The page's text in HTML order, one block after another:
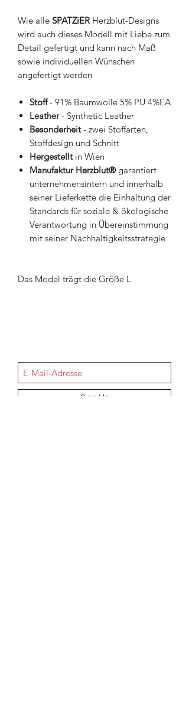
Wie alle SPATZiER Herzblut-Designs
wird auch dieses Modell mit Liebe zum
Detail gefertigt und kann nach Maß
sowie individuellen Wünschen
angefertigt werden
Stoff- 91% Baumwolle 5% PU 4%EA
Leather- Synthetic Leather
Besonderheit- zwei Stoffarten,
Stoffdesign und Schnitt
Hergestelltin Wien
Manufaktur Herzblut®garantiert
unternehmensintern und innerhalb
seiner Lieferkette die Einhaltung der
Standards für soziale & ökologische
Verantwortung in Übereinstimmung
mit seiner Nachhaltigkeitsstrategie
Das Model trägt die Größe L
Sign Up